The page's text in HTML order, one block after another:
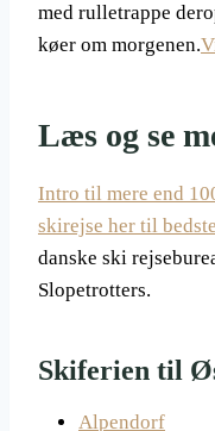
med rulletrappe
køer om morgenen.
Læs og se
Intro til mere end
skirejse her til
danske ski
Slopetrotters.
Skiferien til
Alpendorf